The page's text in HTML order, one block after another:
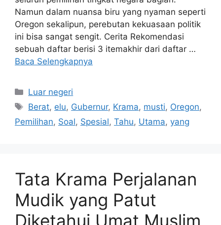
Namun dalam nuansa biru yang nyaman seperti
Oregon sekalipun, perebutan kekuasaan politik
ini bisa sangat sengit. Cerita Rekomendasi
sebuah daftar berisi 3 itemakhir dari daftar …
Baca Selengkapnya
Kategori
Luar negeri
Tag
Berat, elu, Gubernur, Krama, musti, Oregon,
Pemilihan, Soal, Spesial, Tahu, Utama, yang
Tata Krama Perjalanan
Mudik yang Patut
Diketahui Umat Muslim